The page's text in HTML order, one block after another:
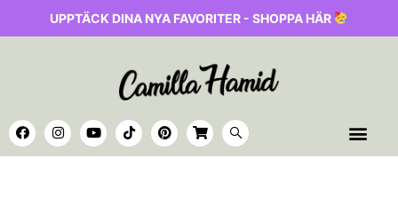
UPPTÄCK DINA NYA FAVORITER - SHOPPA HÄR